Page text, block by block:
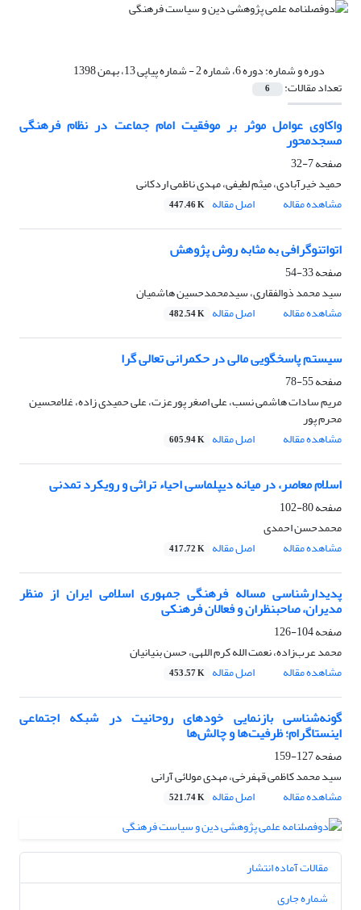
دوره و شماره:دوره 6، شماره 2 - شماره پیاپی 13، بهمن 1398
تعداد مقالات: 6
واکاوی عوامل موثر بر موفقیت امام جماعت در نظام فرهنگی
مسجدمحور
صفحه7-32
حمید خیرآبادی، میثم لطیفی، مهدی ناظمی اردکانی
مشاهده مقاله
اصل مقاله 447.46 K
اتواتنوگرافی به مثابه روش پژوهش
صفحه33-54
سید محمد ذوالفقاری، سیدمحمدحسین هاشمیان
مشاهده مقاله
اصل مقاله 482.54 K
سیستم پاسخگویی مالی در حکمرانی تعالی گرا
صفحه55-78
مریم سادات هاشمی نسب، علی اصغر پورعزت، علی حمیدی زاده، غلامحسین
محرم پور
مشاهده مقاله
اصل مقاله 605.94 K
اسلام معاصر، در میانه دیپلماسی احیاء تراثی و رویکرد تمدنی
صفحه80-102
محمدحسن احمدی
مشاهده مقاله
اصل مقاله 417.72 K
پدیدارشناسی مساله فرهنگی جمهوری اسلامی ایران از منظر
مدیران، صاحبنظران و فعالان فرهنکی
صفحه104-126
محمد عرب‌زاده، نعمت الله کرم اللهی، حسن بنیانیان
مشاهده مقاله
اصل مقاله 453.57 K
گونه‌شناسی بازنمایی خودهای روحانیت در شبکه اجتماعی
اینستاگرام؛ ظرفیت‌ها و چالش‌ها
صفحه127-159
سید محمد کاظمی قهفرخی، مهدی مولائی آرانی
مشاهده مقاله
اصل مقاله 521.74 K
مقالات آماده انتشار
شماره جاری